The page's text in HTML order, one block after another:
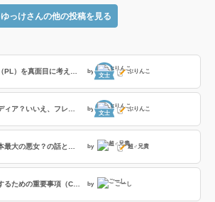
ゆっけさんの他の投稿を見る
by
文士
ぶりんこ
by
文士
ぶりんこ
by 超♂兄貴
by ごーし